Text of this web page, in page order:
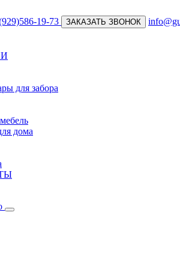
19-73 ЗАКАЗАТЬ ЗВОНОК
для забора
дома